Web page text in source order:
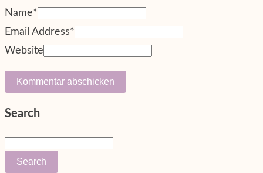
Name*
Email Address*
Website
Search
Search